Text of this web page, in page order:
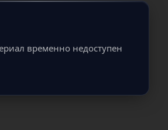
временно недоступен